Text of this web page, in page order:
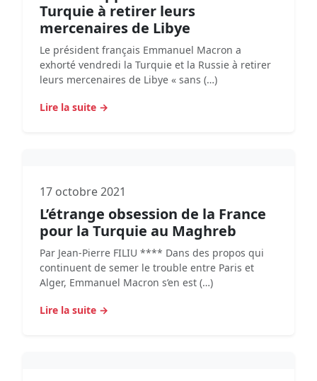
Turquie à retirer leurs
mercenaires de Libye
Le président français Emmanuel Macron a
exhorté vendredi la Turquie et la Russie à retirer
leurs mercenaires de Libye « sans (…)
Lire la suite →
17 octobre 2021
L’étrange obsession de la France
pour la Turquie au Maghreb
Par Jean-Pierre FILIU **** Dans des propos qui
continuent de semer le trouble entre Paris et
Alger, Emmanuel Macron s’en est (…)
Lire la suite →